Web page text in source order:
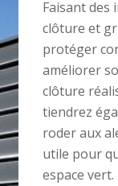
Faisant des
clôture et
protéger
améliorer
clôture
tiendrez
roder aux
utile pour
espace